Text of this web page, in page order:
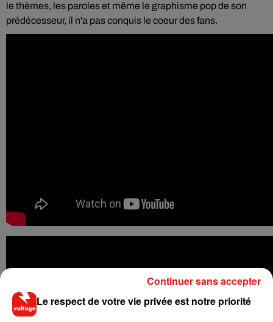
le thèmes, les paroles et même le graphisme pop de son
prédécesseur, il n'a pas conquis le coeur des fans.
Le respect de votre vie privée est notre priorité
Continuer sans accepter